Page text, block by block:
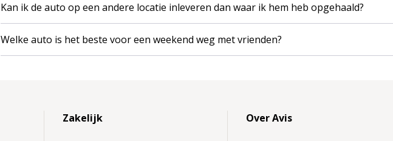
Kan ik de auto op een andere locatie inleveren dan waar ik hem heb opgehaald?
Welke auto is het beste voor een weekend weg met vrienden?
Zakelijk Over Avis